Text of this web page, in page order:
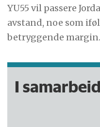
YU55 vil passere
avstand, noe som
betryggende margin.
I